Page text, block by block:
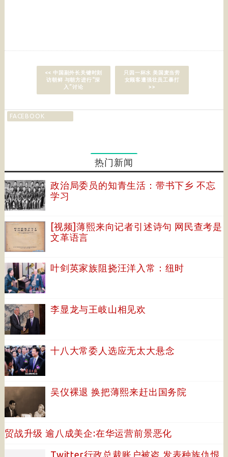
<< 中国副外长关键时刻
访朝鲜 与朝方进行“深
入”讨论
只因一杯水 美国麦当劳
女顾客遭强壮员工暴打
>>
FACEBOOK
热门新闻
政治局委员的知青生活：带书下乡 不忘
学习
[视频]薄熙来向记者引述诗句 网民查考是
文革语言
叶剑英家族阻挠汪洋入常：纽时
李显龙与王岐山相见欢
十八大常委人选应无太大悬念
吴仪裸退 换把薄熙来赶出国务院
贸战升级 逾八成美企:在华运营前景恶化
Twitter行政总裁账户被盗 发表种族仇恨